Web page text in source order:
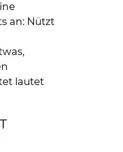
an: Nützt
lautet